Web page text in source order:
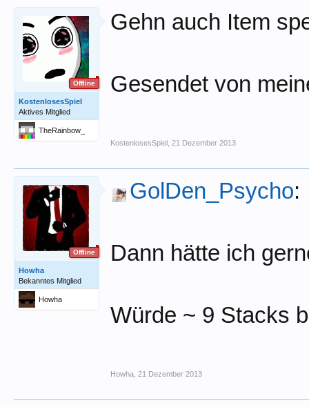
Offline
KostenlosesSpiel
Aktives Mitglied
TheRainbow_
Gehn auch Item
Gesendet von
KostenlosesSpiel 21 Dezember 2013
Offline
Howha
Bekanntes Mitglied
Howha
GolDen_Psycho:
Dann hätte ich
Würde ~ 9 Stacks
Howha 21 Dezember 2013